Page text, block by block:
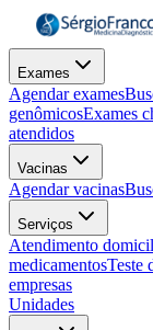
Exames
Agendar exames
genômicosExames
atendidos
Vacinas
Agendar vacinas
Serviços
Atendimento
medicamentosTeste
empresas
Unidades